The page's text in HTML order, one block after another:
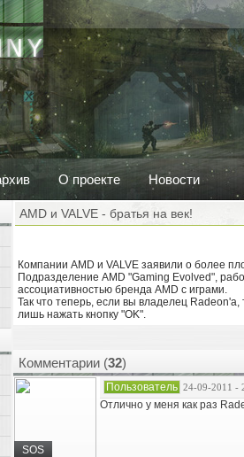
О проекте Новости
AMD и VALVE - братья на век!
Компании AMD и VALVE заявили о более
Подразделение AMD "Gaming Evolved",
ассоциативностью бренда AMD с играми.
Так что теперь, если вы владелец
лишь нажать кнопку "OK".
Комментарии (32)
SOS
Пользователь 24-09-2011 -
Отлично у меня как раз